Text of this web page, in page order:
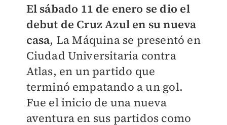
El sábado 11 de enero se dio el
debut de Cruz Azul en su nueva
casa, La Máquina se presentó en
Ciudad Universitaria contra
Atlas, en un partido que
terminó empatando a un gol.
Fue el inicio de una nueva
aventura en sus partidos como